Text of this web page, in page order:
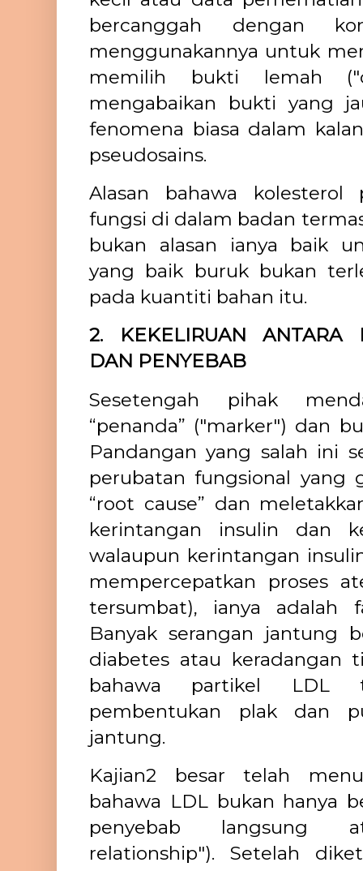
bercanggah dengan
menggunakannya untuk
memilih bukti lemah
mengabaikan bukti yang
fenomena biasa dalam
pseudosains.
Alasan bahawa
fungsi di dalam badan
bukan alasan ianya baik
yang baik buruk bukan
pada kuantiti bahan itu.
2. KEKELIRUAN ANTARA
DAN PENYEBAB
Sesetengah pihak
“penanda” ("marker") dan
Pandangan yang salah ini
perubatan fungsional yang
“root cause” dan
kerintangan insulin dan
walaupun kerintangan
mempercepatkan proses
tersumbat), ianya adalah
Banyak serangan jantung
diabetes atau keradangan
bahawa partikel LDL
pembentukan plak dan
jantung.
Kajian2 besar telah
bahawa LDL bukan hanya
penyebab langsung
relationship"). Setelah